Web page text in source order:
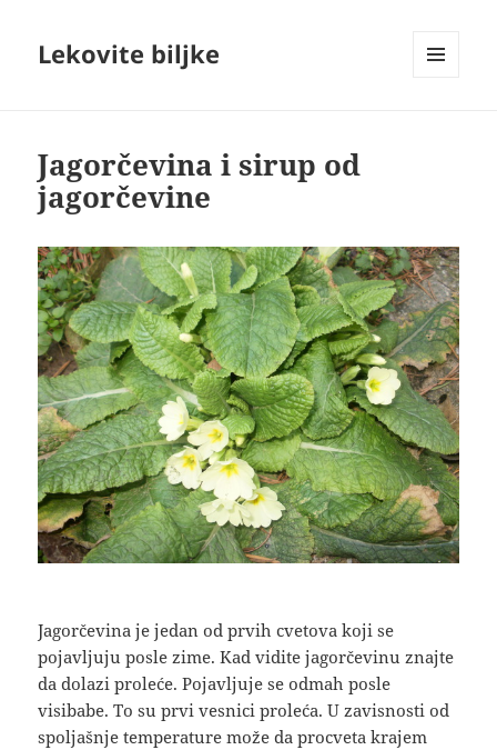
Lekovite biljke
Jagorčevina i sirup od
jagorčevine
Jagorčevina je jedan od prvih cvetova koji se
pojavljuju posle zime. Kad vidite jagorčevinu znajte
da dolazi proleće. Pojavljuje se odmah posle
visibabe. To su prvi vesnici proleća. U zavisnosti od
spoljašnje temperature može da procveta krajem